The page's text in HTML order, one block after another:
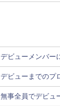
デビューメンバー
デビューまでのプ
無事全員でデビュ